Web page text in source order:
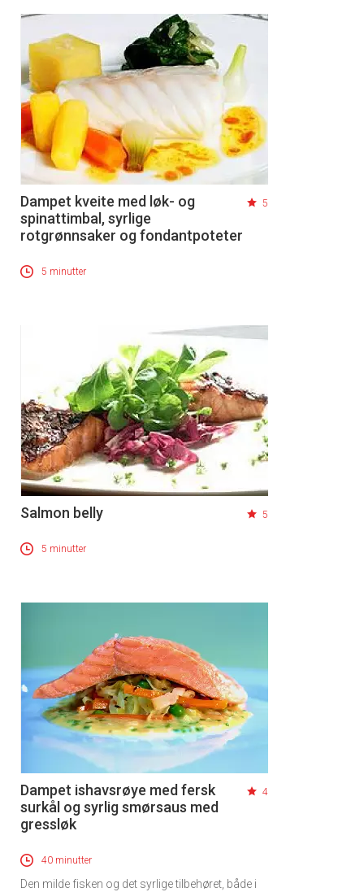
Dampet kveite med løk- og
spinattimbal, syrlige
rotgrønnsaker og fondantpoteter
5
5 minutter
Salmon belly 5
5 minutter
Dampet ishavsrøye med fersk
surkål og syrlig smørsaus med
gressløk
4
40 minutter
Den milde fisken og det syrlige tilbehøret, både i